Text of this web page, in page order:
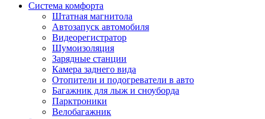
Система комфорта
Штатная магнитола
Автозапуск автомобиля
Видеорегистратор
Шумоизоляция
Зарядные станции
Камера заднего вида
Отопители и подогреватели в авто
Багажник для лыж и сноуборда
Парктроники
Велобагажник